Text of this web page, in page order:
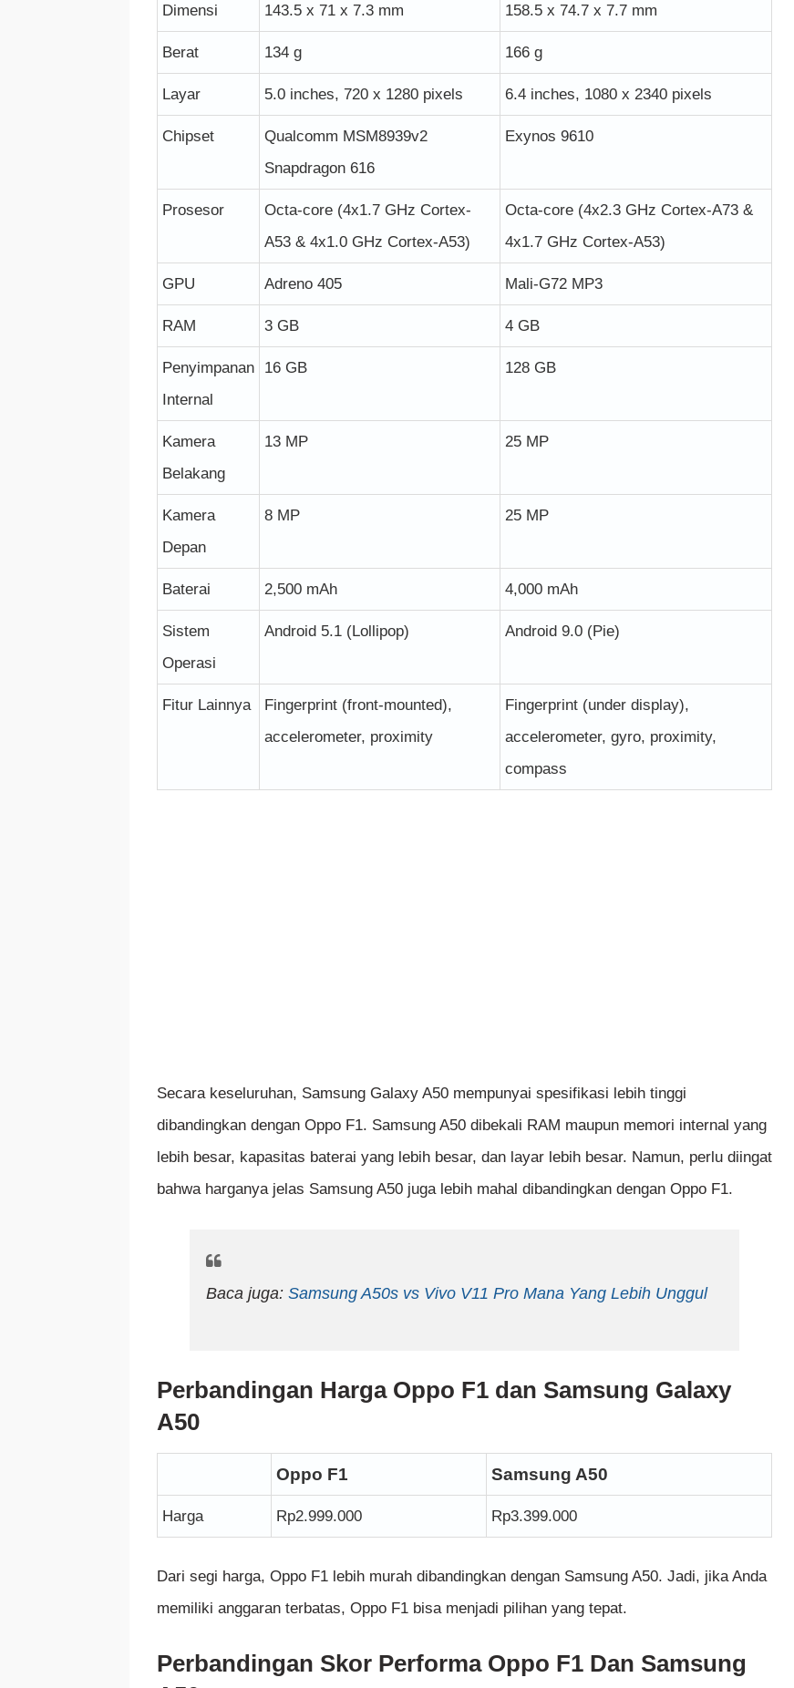
Dimensi 143.5 x 71 x 7.3 mm 158.5 x 74.7 x 7.7 mm
Berat 134 g 166 g
Layar 5.0 inches, 720 x 1280 pixels 6.4 inches, 1080 x 2340 pixels
Chipset
Qualcomm MSM8939v2
Snapdragon 616
Exynos 9610
Prosesor
Octa-core (4x1.7 GHz Cortex-
A53 & 4x1.0 GHz Cortex-A53)
Octa-core (4x2.3 GHz Cortex-A73 &
4x1.7 GHz Cortex-A53)
GPU Adreno 405 Mali-G72 MP3
RAM 3 GB 4 GB
Penyimpanan
Internal
16 GB 128 GB
Kamera
Belakang
13 MP 25 MP
Kamera
Depan
8 MP 25 MP
Baterai 2,500 mAh 4,000 mAh
Sistem
Operasi
Android 5.1 (Lollipop) Android 9.0 (Pie)
Fitur Lainnya
Fingerprint (front-mounted),
accelerometer, proximity
Fingerprint (under display),
accelerometer, gyro, proximity,
compass
Secara keseluruhan, Samsung Galaxy A50 mempunyai spesifikasi lebih tinggi
dibandingkan dengan Oppo F1. Samsung A50 dibekali RAM maupun memori internal yang
lebih besar, kapasitas baterai yang lebih besar, dan layar lebih besar. Namun, perlu diingat
bahwa harganya jelas Samsung A50 juga lebih mahal dibandingkan dengan Oppo F1.
Baca juga: Samsung A50s vs Vivo V11 Pro Mana Yang Lebih Unggul
Perbandingan Harga Oppo F1 dan Samsung Galaxy
A50
Oppo F1 Samsung A50
Harga Rp2.999.000 Rp3.399.000
Dari segi harga, Oppo F1 lebih murah dibandingkan dengan Samsung A50. Jadi, jika Anda
memiliki anggaran terbatas, Oppo F1 bisa menjadi pilihan yang tepat.
Perbandingan Skor Performa Oppo F1 Dan Samsung